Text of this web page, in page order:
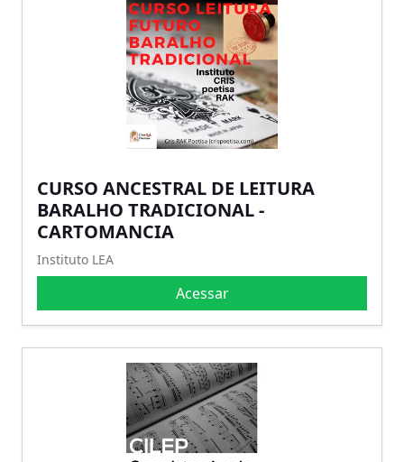
CURSO ANCESTRAL DE LEITURA
BARALHO TRADICIONAL -
CARTOMANCIA
Instituto LEA
Acessar